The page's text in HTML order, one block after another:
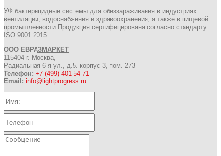
УФ бактерицидные системы для обеззараживания в индустриях
вентиляции, водоснабжения и здравоохранения, а также в пищевой
промышленности.Продукция сертифицирована согласно стандарту
ISO 9001:2015.
ООО ЕВРАЗМАРКЕТ
115404 г. Москва,
Радиальная 6-я ул., д.5. корпус 3, пом. 273
Телефон: +7 (499) 401-54-71
Email: info@lightprogress.ru